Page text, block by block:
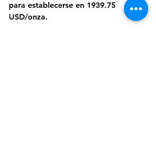
para establecerse en 1939.75
USD/onza.